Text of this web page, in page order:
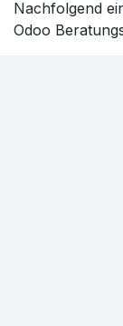
Nachfolgend
Odoo